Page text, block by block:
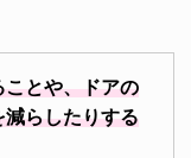
とや、ドアの
らしたりする